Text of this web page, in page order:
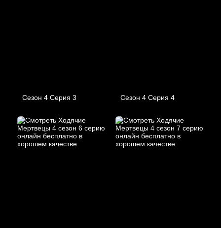
Сезон 4 Серия 3 Сезон 4 Серия 4